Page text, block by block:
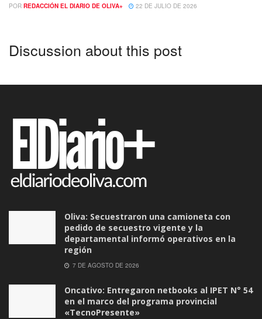
POR REDACCIÓN EL DIARIO DE OLIVA+ 22 DE JULIO DE 2026
Discussion about this post
Oliva: Secuestraron una camioneta con
pedido de secuestro vigente y la
departamental informó operativos en la
región
7 DE AGOSTO DE 2026
Oncativo: Entregaron netbooks al IPET N° 54
en el marco del programa provincial
«TecnoPresente»